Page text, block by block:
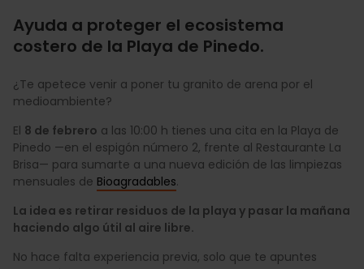
Ayuda a proteger el ecosistema
costero de la Playa de Pinedo.
¿Te apetece venir a poner tu granito de arena por el
medioambiente?
El 8 de febrero a las 10:00 h tienes una cita en la Playa de
Pinedo —en el espigón número 2, frente al Restaurante La
Brisa— para sumarte a una nueva edición de las limpiezas
mensuales de Bioagradables.
La idea es retirar residuos de la playa y pasar la mañana
haciendo algo útil al aire libre.
No hace falta experiencia previa, solo que te apuntes